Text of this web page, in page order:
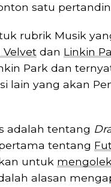
satu
rubrik Musik
Velvet dan Linkin
Park dan
lain yang akan
adalah tentang
tentang
untuk
alasan